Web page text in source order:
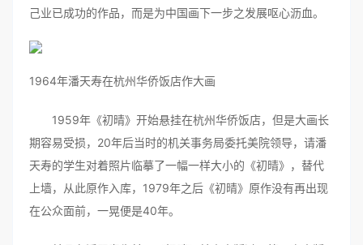
己业已成功的作品，而是为中国画下一步之发展呕心沥血。
1964年潘天寿在杭州华侨饭店作大画
1959年《初晴》开始悬挂在杭州华侨饭店，但是大画长
期容易受损，20年后当时的机关事务局委托美院领导，请潘
天寿的学生对着照片临摹了一幅一样大小的《初晴》，替代
上墙，从此原作入库，1979年之后《初晴》原作没有再出现
在公众面前，一晃便是40年。